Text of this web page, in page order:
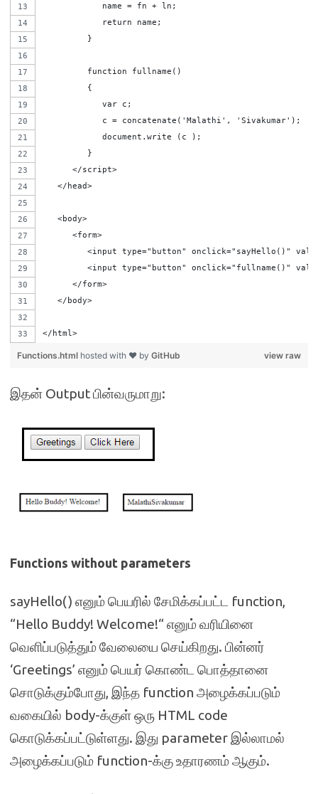
            name = fn + ln;
            return name;
         }
         function fullname()
         {
            var c;
            c = concatenate('Malathi', 'Sivakumar');
            document.write (c );
         }
      </script>
   </head>
   <body>
      <form>
<input type="button" onclick="sayHello()"
<input type="button" onclick="fullname()"
      </form>
   </body>
</html>
view raw
Functions.html hosted with ❤ by GitHub
இதன் Output பின்வருமாறு:
Functions without parameters
sayHello() எனும் பெயரில் சேமிக்கப்பட்ட function,
“Hello Buddy! Welcome!“ எனும் வரியினை
வெளிப்படுத்தும் வேலையை செய்கிறது. பின்னர்
‘Greetings’ எனும் பெயர் கொண்ட பொத்தானை
சொடுக்கும்போது, இந்த function அழைக்கப்படும்
வகையில் body-க்குள் ஒரு HTML code
கொடுக்கப்பட்டுள்ளது. இது parameter இல்லாமல்
அழைக்கப்படும் function-க்கு உதாரணம் ஆகும்.